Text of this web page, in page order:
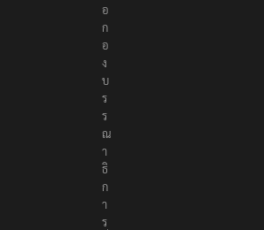
ต่
อ
ก
อ
ง
บ
ร
ร
ณ
า
ธิ
ก
า